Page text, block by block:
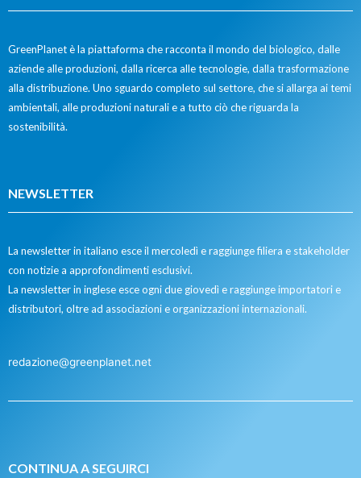
GreenPlanet è la piattaforma che racconta il mondo del biologico, dalle
aziende alle produzioni, dalla ricerca alle tecnologie, dalla trasformazione
alla distribuzione. Uno sguardo completo sul settore, che si allarga ai temi
ambientali, alle produzioni naturali e a tutto ciò che riguarda la
sostenibilità.
NEWSLETTER
La newsletter in italiano esce il mercoledì e raggiunge filiera e stakeholder
con notizie a approfondimenti esclusivi.
La newsletter in inglese esce ogni due giovedì e raggiunge importatori e
distributori, oltre ad associazioni e organizzazioni internazionali.
redazione@greenplanet.net
CONTINUA A SEGUIRCI